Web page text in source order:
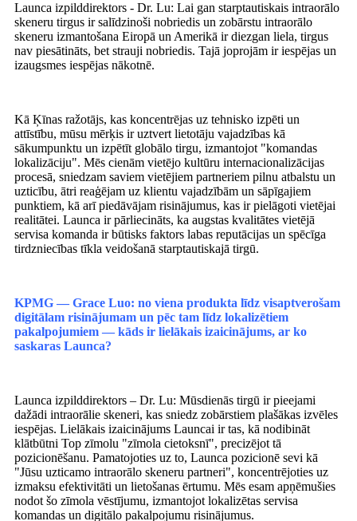
Launca izpilddirektors - Dr. Lu: Lai gan starptautiskais intraorālo
skeneru tirgus ir salīdzinoši nobriedis un zobārstu intraorālo
skeneru izmantošana Eiropā un Amerikā ir diezgan liela, tirgus
nav piesātināts, bet strauji nobriedis. Tajā joprojām ir iespējas un
izaugsmes iespējas nākotnē.
Kā Ķīnas ražotājs, kas koncentrējas uz tehnisko izpēti un
attīstību, mūsu mērķis ir uztvert lietotāju vajadzības kā
sākumpunktu un izpētīt globālo tirgu, izmantojot "komandas
lokalizāciju". Mēs cienām vietējo kultūru internacionalizācijas
procesā, sniedzam saviem vietējiem partneriem pilnu atbalstu un
uzticību, ātri reaģējam uz klientu vajadzībām un sāpīgajiem
punktiem, kā arī piedāvājam risinājumus, kas ir pielāgoti vietējai
realitātei. Launca ir pārliecināts, ka augstas kvalitātes vietējā
servisa komanda ir būtisks faktors labas reputācijas un spēcīga
tirdzniecības tīkla veidošanā starptautiskajā tirgū.
KPMG — Grace Luo: no viena produkta līdz visaptverošam
digitālam risinājumam un pēc tam līdz lokalizētiem
pakalpojumiem — kāds ir lielākais izaicinājums, ar ko
saskaras Launca?
Launca izpilddirektors – Dr. Lu: Mūsdienās tirgū ir pieejami
dažādi intraorālie skeneri, kas sniedz zobārstiem plašākas izvēles
iespējas. Lielākais izaicinājums Launcai ir tas, kā nodibināt
klātbūtni Top zīmolu "zīmola cietoksnī", precizējot tā
pozicionēšanu. Pamatojoties uz to, Launca pozicionē sevi kā
"Jūsu uzticamo intraorālo skeneru partneri", koncentrējoties uz
izmaksu efektivitāti un lietošanas ērtumu. Mēs esam apņēmušies
nodot šo zīmola vēstījumu, izmantojot lokalizētas servisa
komandas un digitālo pakalpojumu risinājumus.